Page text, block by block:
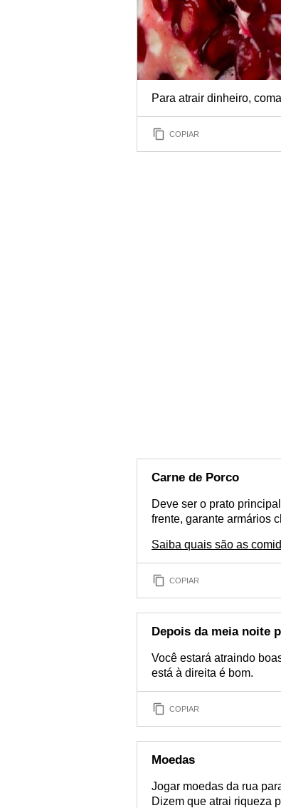
Para atrair dinheiro,
COPIAR
Carne de Porco
Deve ser o prato
frente, garante armários
Saiba quais são as
COPIAR
Depois da meia noite
Você estará atraindo
está à direita é bom.
COPIAR
Moedas
Jogar moedas da rua
Dizem que atrai riqueza